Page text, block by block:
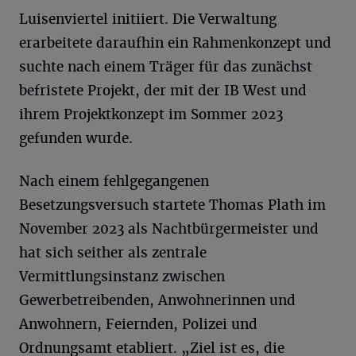
Luisenviertel initiiert. Die Verwaltung
erarbeitete daraufhin ein Rahmenkonzept und
suchte nach einem Träger für das zunächst
befristete Projekt, der mit der IB West und
ihrem Projektkonzept im Sommer 2023
gefunden wurde.
Nach einem fehlgegangenen
Besetzungsversuch startete Thomas Plath im
November 2023 als Nachtbürgermeister und
hat sich seither als zentrale
Vermittlungsinstanz zwischen
Gewerbetreibenden, Anwohnerinnen und
Anwohnern, Feiernden, Polizei und
Ordnungsamt etabliert. „Ziel ist es, die